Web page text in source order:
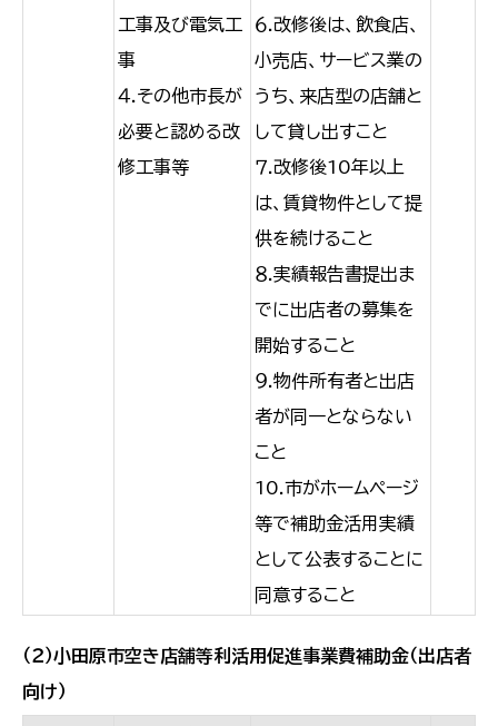
工事及び電気工
事
４.その他市長が
必要と認める改
修工事等
６.改修後は、飲食店、
小売店、サービス業の
うち、来店型の店舗と
して貸し出すこと
７.改修後10年以上
は、賃貸物件として提
供を続けること
８.実績報告書提出ま
でに出店者の募集を
開始すること
９.物件所有者と出店
者が同一とならない
こと
10.市がホームページ
等で補助金活用実績
として公表することに
同意すること
（２）小田原市空き店舗等利活用促進事業費補助金（出店者
向け）